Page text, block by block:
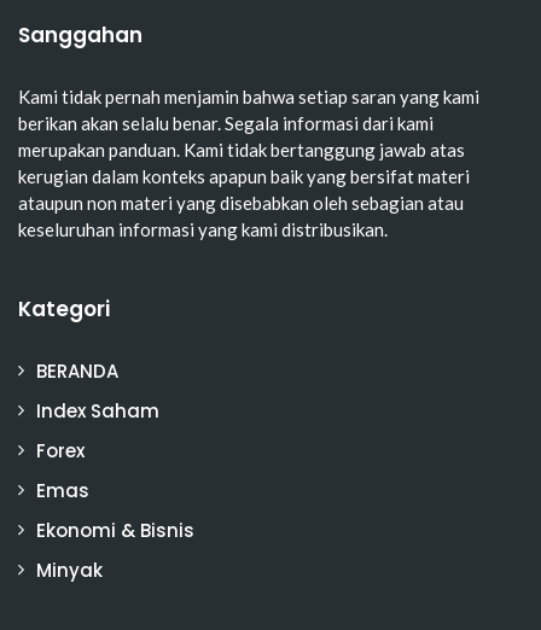
Sanggahan
Kami tidak pernah menjamin bahwa setiap saran yang kami
berikan akan selalu benar. Segala informasi dari kami
merupakan panduan. Kami tidak bertanggung jawab atas
kerugian dalam konteks apapun baik yang bersifat materi
ataupun non materi yang disebabkan oleh sebagian atau
keseluruhan informasi yang kami distribusikan.
Kategori
BERANDA
Index Saham
Forex
Emas
Ekonomi & Bisnis
Minyak